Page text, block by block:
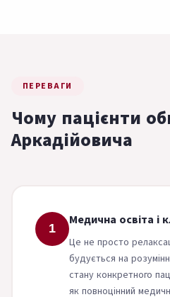
ПЕРЕВАГИ
Чому пацієнти
Аркадійовича
1
Медична освіта і
Це не просто
будується на
стану конкретного
як повноцінний